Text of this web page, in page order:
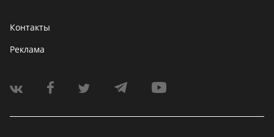
Контакты
Реклама